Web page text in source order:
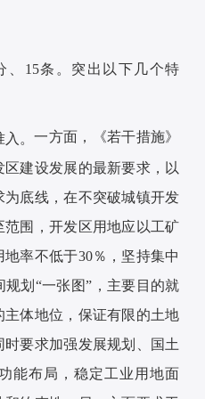
、15条。突出以下几个特
入。一方面，《若干措施》
建设发展的最新要求，以
底线，在不突破城镇开发
围，开发区用地应以工矿
率不低于30％，坚持集中
划“一张图”，主要目的就
体地位，保证有限的土地
要求加强发展规划、国土
能布局，稳定工业用地面